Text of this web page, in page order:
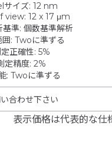
サイズ: 12 nm
view: 12 x 17 μm
基準: 個数基準解析
囲: Twoに準ずる
正確性: 5%
定精度: 2%
: Twoに準ずる
合わせ下さい
表示価格は代表的な仕